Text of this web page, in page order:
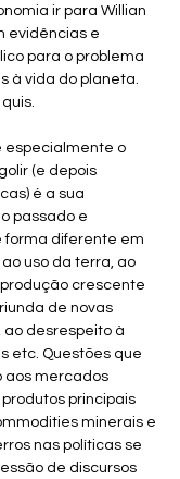
ir para Willian
evidências e
para o problema
à vida do planeta.
especialmente o
(e depois
é a sua
passado e
forma diferente em
uso da terra, ao
crescente
de novas
desrespeito à
etc. Questões que
aos mercados
principais
minerais e
nas políticas se
de discursos